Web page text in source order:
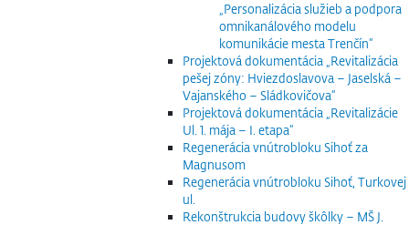
„Personalizácia služieb a podpora
omnikanálového modelu
komunikácie mesta Trenčín“
Projektová dokumentácia „Revitalizácia
pešej zóny: Hviezdoslavova – Jaselská –
Vajanského – Sládkovičova“
Projektová dokumentácia „Revitalizácie
Ul. 1. mája – I. etapa“
Regenerácia vnútrobloku Sihoť za
Magnusom
Regenerácia vnútrobloku Sihoť, Turkovej
ul.
Rekonštrukcia budovy škôlky – MŠ J.